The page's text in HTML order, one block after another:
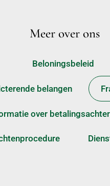
Meer over ons
Beloningsbeleid
belangen
over